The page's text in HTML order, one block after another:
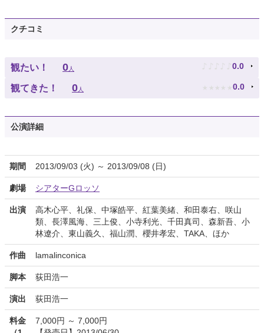
クチコミ
観たい！ 0人 ♪ ♪ ♪ ♪ ♪ 0.0
観てきた！ 0人 ★ ★ ★ ★ ★ 0.0
公演詳細
期間 2013/09/03 (火) ～ 2013/09/08 (日)
劇場 シアターGロッソ
出演
高木心平、礼保、中塚皓平、紅葉美緒、和田泰右、咲山
類、長澤風海、三上俊、小寺利光、千田真司、森新吾、小
林遼介、東山義久、福山潤、櫻井孝宏、TAKA、ほか
作曲 lamalinconica
脚本 荻田浩一
演出 荻田浩一
料金
7,000円 ～ 7,000円